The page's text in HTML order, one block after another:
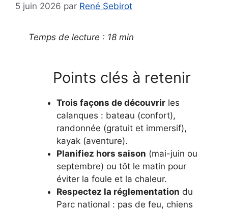
5 juin 2026 par René Sebirot
Temps de lecture : 18 min
Points clés à retenir
Trois façons de découvrir les
calanques : bateau (confort),
randonnée (gratuit et immersif),
kayak (aventure).
Planifiez hors saison (mai-juin ou
septembre) ou tôt le matin pour
éviter la foule et la chaleur.
Respectez la réglementation du
Parc national : pas de feu, chiens